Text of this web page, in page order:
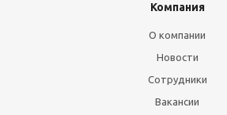
Компания
О компании
Новости
Сотрудники
Вакансии